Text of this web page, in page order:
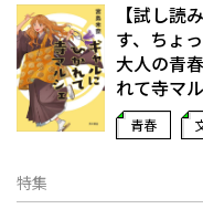
【試し読
す、ちょ
大人の青
れて寺マ
青春
特集